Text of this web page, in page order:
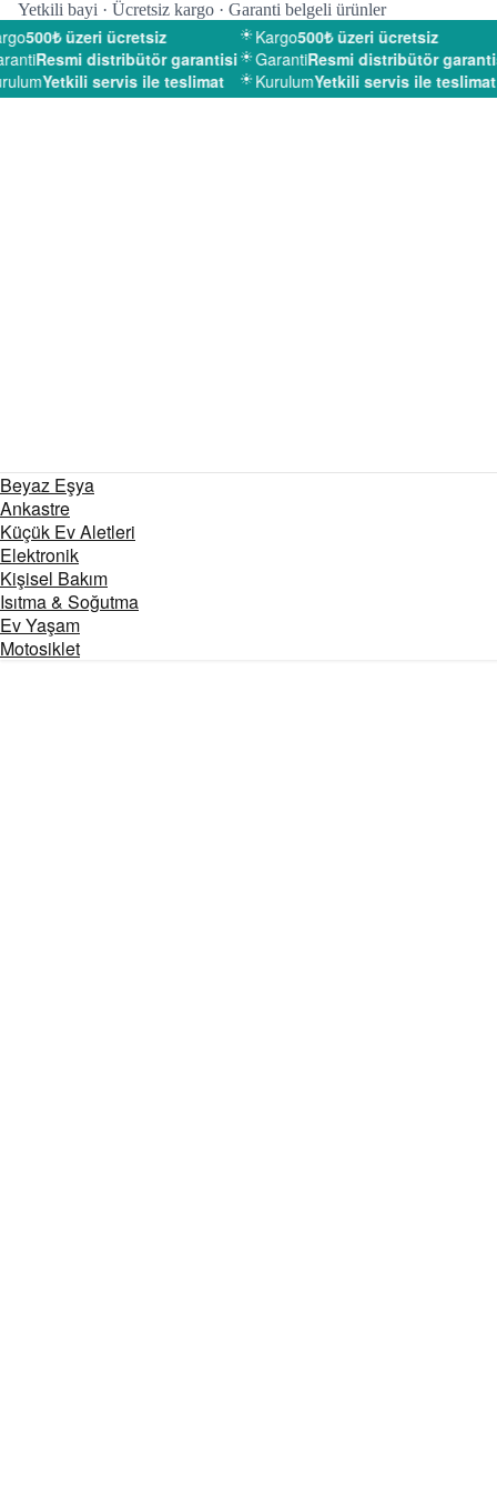
Yetkili bayi · Ücretsiz kargo · Garanti belgeli ürünler
500₺ üzeri ücretsiz
Resmi distribütör garantisi
Yetkili servis ile teslimat
Kargo500₺ üzeri ücretsiz
GarantiResmi distribütör
KurulumYetkili servis ile teslimat
Beyaz Eşya
Ankastre
Küçük Ev Aletleri
Elektronik
Kişisel Bakım
Isıtma & Soğutma
Ev Yaşam
Motosiklet